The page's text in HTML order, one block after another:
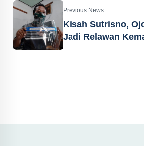
Previous News
Kisah Sutrisno,
Jadi Relawan